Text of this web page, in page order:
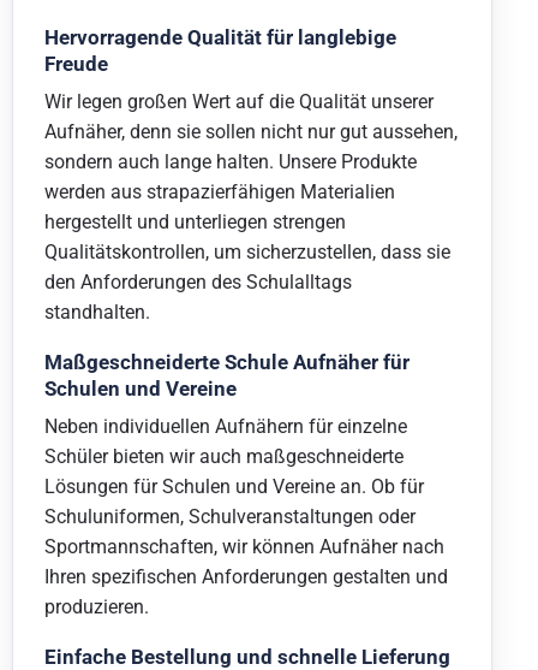
Hervorragende Qualität für langlebige
Freude
Wir legen großen Wert auf die Qualität unserer
Aufnäher, denn sie sollen nicht nur gut aussehen,
sondern auch lange halten. Unsere Produkte
werden aus strapazierfähigen Materialien
hergestellt und unterliegen strengen
Qualitätskontrollen, um sicherzustellen, dass sie
den Anforderungen des Schulalltags
standhalten.
Maßgeschneiderte Schule Aufnäher für
Schulen und Vereine
Neben individuellen Aufnähern für einzelne
Schüler bieten wir auch maßgeschneiderte
Lösungen für Schulen und Vereine an. Ob für
Schuluniformen, Schulveranstaltungen oder
Sportmannschaften, wir können Aufnäher nach
Ihren spezifischen Anforderungen gestalten und
produzieren.
Einfache Bestellung und schnelle Lieferung